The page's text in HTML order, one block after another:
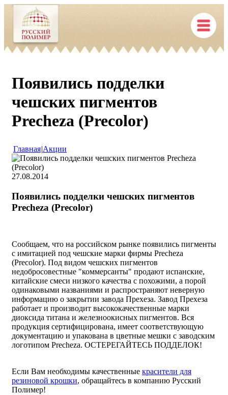
Появились подделки
чешских пигментов
Precheza (Precolor)
Главная|Акции
27.08.2014
Появились подделки чешских пигментов
Precheza (Precolor)
Сообщаем, что на российском рынке появились пигменты
с имитацией под чешские марки фирмы Precheza
(Precolor). Под видом чешских пигментов
недобросовестные "коммерсанты" продают испанские,
китайские смеси низкого качества с похожими, а порой
одинаковыми названиями и распространяют неверную
информацию о закрытии завода Прехеза. Завод Прехеза
работает и производит высококачественные марки
диоксида титана и железноокисных пигментов. Вся
продукция сертифицирована, имеет соответствующую
документацию и упакована в цветные мешки с заводским
логотипом Precheza. ОСТЕРЕГАЙТЕСЬ ПОДДЕЛОК!
Если Вам необходимы качественные красители для
резиновой крошки, обращайтесь в компанию Русский
Полимер!